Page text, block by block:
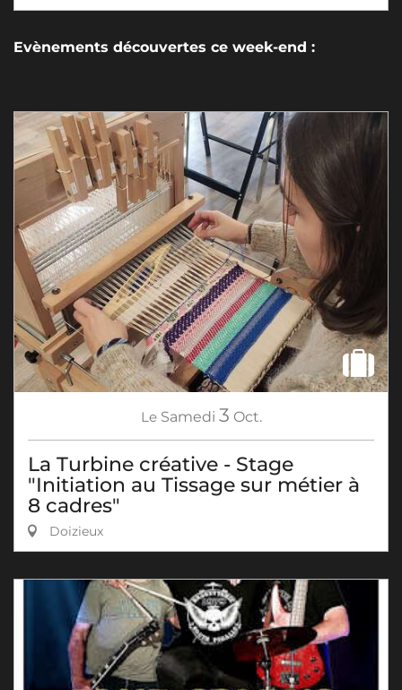
Evènements découvertes ce week-end :
Le Samedi 3 Oct.
La Turbine créative - Stage
"Initiation au Tissage sur métier à
8 cadres"
Doizieux